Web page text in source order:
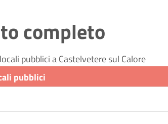
completo
pubblici a Castelvetere sul Calore
pubblici